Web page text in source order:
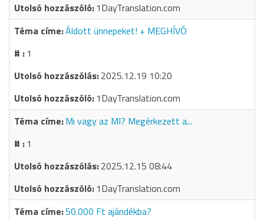
1DayTranslation.com
Áldott ünnepeket! + MEGHÍVÓ
1
2025.12.19 10:20
1DayTranslation.com
Mi vagy az MI? Megérkezett a...
1
2025.12.15 08:44
1DayTranslation.com
50.000 Ft ajándékba?